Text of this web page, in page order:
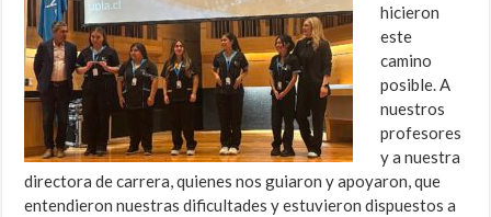
hicieron
este
camino
posible. A
nuestros
profesores
y a nuestra
directora de carrera, quienes nos guiaron y apoyaron, que
entendieron nuestras dificultades y estuvieron dispuestos a